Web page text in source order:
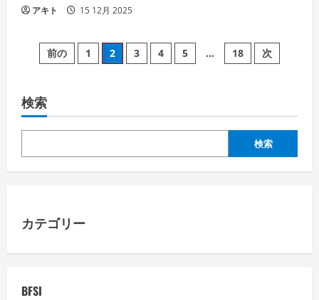
アキト 15 12月 2025
投
の
ー
送
前の 1 2 3 4 5 … 18 次
検索
検索
カテゴリー
BFSI